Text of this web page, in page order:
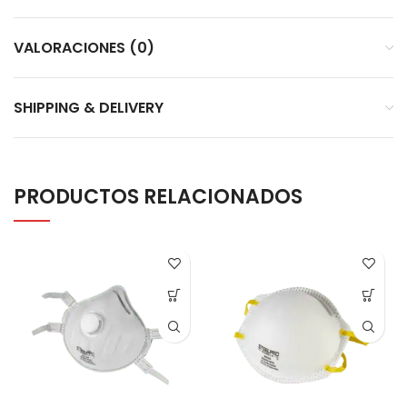
VALORACIONES (0)
SHIPPING & DELIVERY
PRODUCTOS RELACIONADOS